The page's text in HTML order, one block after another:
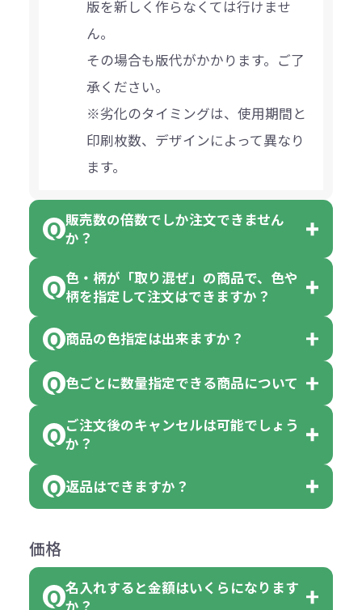
版を新しく作らなくては行けませ
ん。
その場合も版代がかかります。ご了
承ください。
※劣化のタイミングは、使用期間と
印刷枚数、デザインによって異なり
ます。
販売数の倍数でしか注文できません
か？
一部商品（※）を除き、注文可能数
です。
ります。
【例】注文可能数が100個の場合
は、100個以上でしたら、何個でも
可能です。
色・柄が「取り混ぜ」の商品で、色や
柄を指定して注文はできますか？
「色・柄 取り混ぜ」のラベルがつい
ている商品は、色指定不可となって
ん。
商品の色指定は出来ますか？
色指定できる商品もございますが商
品の詳細に「色・柄 取り混ぜ」のラ
ベルや商品画像に「〇色取混ぜ」な
ては色指定が出来ません。
れ等分で100個ずつ入って参ります。
色ごとに数量指定できる商品について
「選べる本体色」のラベルが付いて
す。
い。
例えば…
ご注文後のキャンセルは可能でしょう
か？
お客様都合でのキャンセルは、制作
がございます。
ご注文の際は、十分にご確認・ご検
返品はできますか？
めご了承ください。
ただし下記の場合は承っております
価格
名入れすると金額はいくらになります
か？